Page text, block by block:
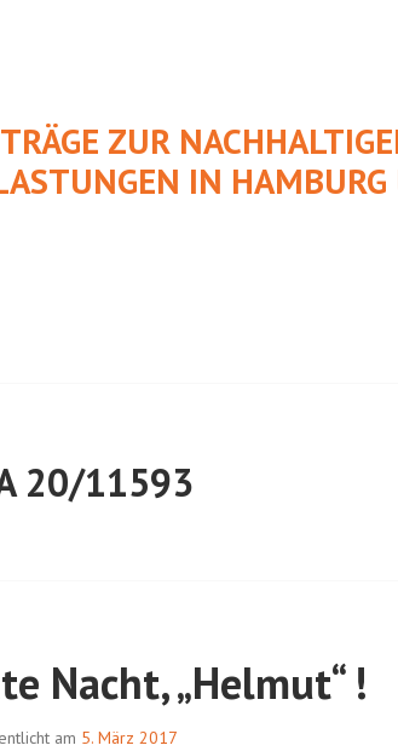
ZUR
IN
20/11593
Nacht, „Helmut“ !
am 5. März 2017